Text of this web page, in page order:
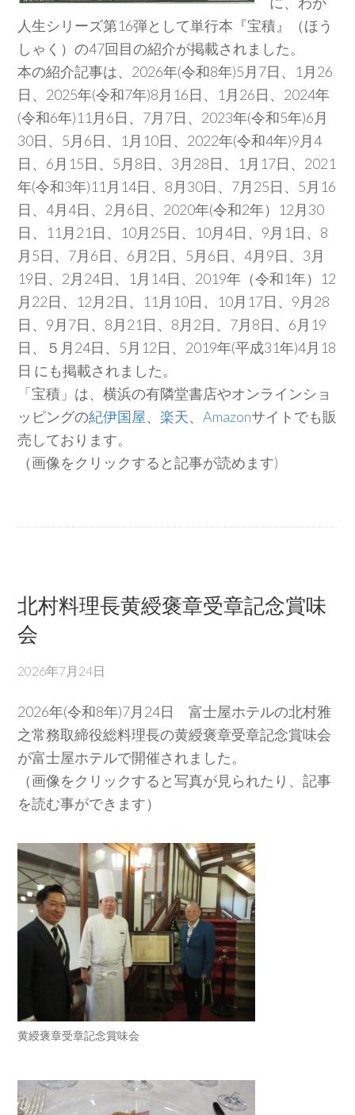
人生シリーズ第16弾として単行本『宝積』（ほう
しゃく）の47回目の紹介が掲載されました。
本の紹介記事は、2026年(令和8年)5月7日、1月26
日、2025年(令和7年)8月16日、1月26日、2024年
(令和6年)11月6日、7月7日、2023年(令和5年)6月
30日、5月6日、1月10日、2022年(令和4年)9月4
日、6月15日、5月8日、3月28日、1月17日、2021
年(令和3年)11月14日、8月30日、7月25日、5月16
日、4月4日、2月6日、2020年(令和2年）12月30
日、11月21日、10月25日、10月4日、9月1日、8
月5日、7月6日、6月2日、5月6日、4月9日、3月
19日、2月24日、1月14日、2019年（令和1年）12
月22日、12月2日、11月10日、10月17日、9月28
日、9月7日、8月21日、8月2日、7月8日、6月19
日、５月24日、5月12日、2019年(平成31年)4月18
日 にも掲載されました。
「宝積」は、横浜の有隣堂書店やオンラインショ
ッピングの紀伊国屋、楽天、Amazonサイトでも販
売しております。
（画像をクリックすると記事が読めます)
北村料理長黄綬褒章受章記念賞味
会
2026年7月24日
2026年(令和8年)7月24日 富士屋ホテルの北村雅
之常務取締役総料理長の黄綬褒章受章記念賞味会
が富士屋ホテルで開催されました。
（画像をクリックすると写真が見られたり、記事
を読む事ができます）
黄綬褒章受章記念賞味会